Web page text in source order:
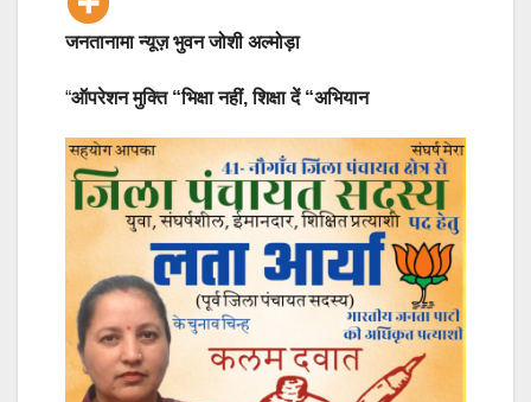
जनतानामा न्यूज़ भुवन जोशी अल्मोड़ा
“ऑपरेशन मुक्ति “भिक्षा नहीं, शिक्षा दें “अभियान